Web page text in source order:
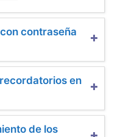
contraseña
en
de los